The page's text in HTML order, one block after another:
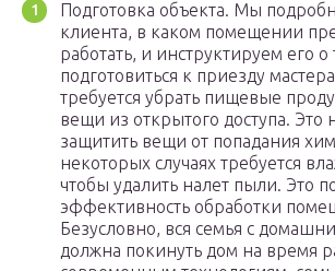
Подготовка объекта. Мы
клиента, в каком помещении
работать, и инструктируем его о
подготовиться к приезду
требуется убрать пищевые
вещи из открытого доступа. Это
защитить вещи от попадания
некоторых случаях требуется
чтобы удалить налет пыли. Это
эффективность обработки
Безусловно, вся семья с
должна покинуть дом на время